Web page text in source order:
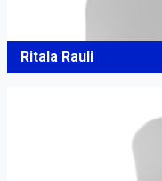
Ritala Rauli